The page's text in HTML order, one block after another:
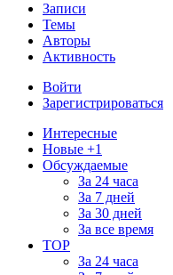
Записи
Темы
Авторы
Активность
Войти
Зарегистрироваться
Интересные
Новые +1
Обсуждаемые
За 24 часа
За 7 дней
За 30 дней
За все время
TOP
За 24 часа